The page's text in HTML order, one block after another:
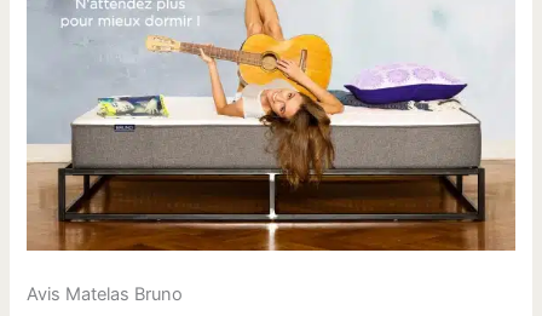
Avis Matelas Bruno